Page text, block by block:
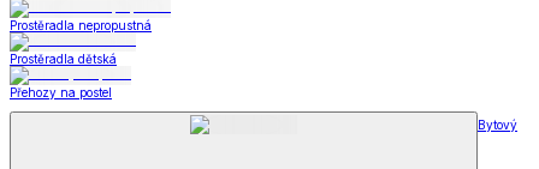
Prostěradla nepropustná
Prostěradla dětská
Přehozy na postel
Bytový